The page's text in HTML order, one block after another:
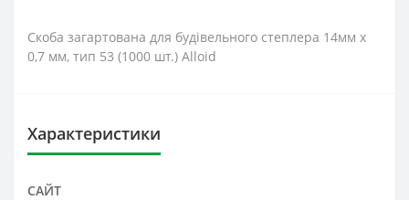
Скоба загартована для будівельного степлера 14мм х
0,7 мм, тип 53 (1000 шт.) Alloid
Характеристики
САЙТ